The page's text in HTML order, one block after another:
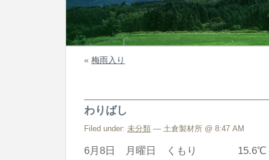
« 梅雨入り
わりばし
Filed under: 未分類 — 土倉製材所 @ 8:47 AM
6月8日 月曜日 くもり 15.6℃